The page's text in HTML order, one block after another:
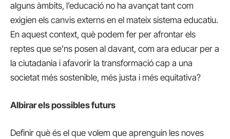
alguns àmbits, l’educació no ha avançat tant com
exigien els canvis externs en el mateix sistema educatiu.
En aquest context, què podem fer per afrontar els
reptes que se’ns posen al davant, com ara educar per a
la ciutadania i afavorir la transformació cap a una
societat més sostenible, més justa i més equitativa?
Albirar els possibles futurs
Definir què és el que volem que aprenguin les noves